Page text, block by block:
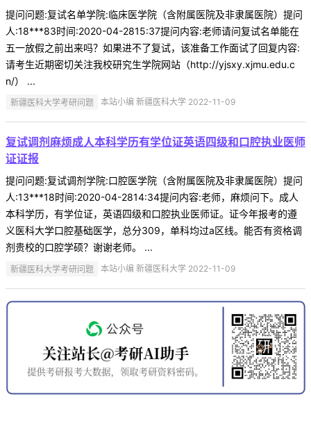
提问问题:复试名单学院:临床医学院（含附属医院及非隶属医院）提问
人:18***83时间:2020-04-2815:37提问内容:老师请问复试名单能在
五一放假之前出来吗？如果进不了复试，该准备工作面试了回复内容:
请考生近期密切关注我校研究生学院网站（http://yjsxy.xjmu.edu.c
n/） ...
新疆医科大学考研问题 本站小编 新疆医科大学 2022-11-09
复试调剂麻烦成人本科学历有学位证英语四级和口腔执业医师
证证报
提问问题:复试调剂学院:口腔医学院（含附属医院及非隶属医院）提问
人:13***18时间:2020-04-2814:34提问内容:老师，麻烦问下。成人
本科学历，有学位证，英语四级和口腔执业医师证。证今年报考的遵
义医科大学口腔基础医学，总分309，单科均过a区线。能否有资格调
剂贵校的口腔学硕？谢谢老师。 ...
新疆医科大学考研问题 本站小编 新疆医科大学 2022-11-09